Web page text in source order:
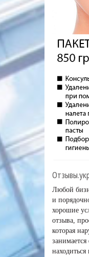
Любой
и
хорошие
отзыва,
которая
находиться